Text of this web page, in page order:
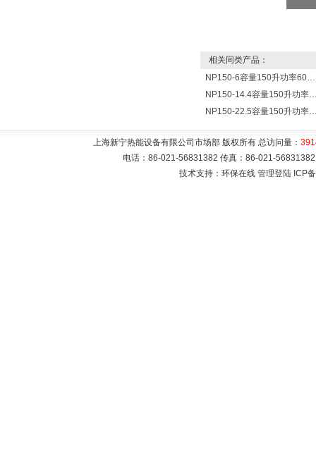
相关同类产品：
NP150-6容量150升功率6000瓦新宁电热水器 热水锅炉
NP150-14.4容量150升功率14400瓦蓄
NP150-22.5容量150升功率22500瓦储
上海新宁热能设备有限公司市场部 版权所有 总访问量：
电话：86-021-56831382 传真：86-021-
技术支持：环保在线 管理登陆 ICP